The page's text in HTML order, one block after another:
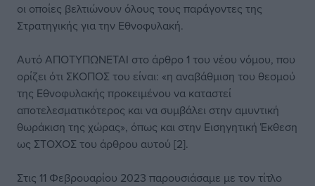
οι οποίες βελτιώνουν όλους τους παράγοντες της
Στρατηγικής για την Εθνοφυλακή.
Αυτό ΑΠΟΤΥΠΩΝΕΤΑΙ στο άρθρο 1 του νέου νόμου, που
ορίζει ότι ΣΚΟΠΟΣ του είναι: «η αναβάθμιση του θεσμού
της Εθνοφυλακής προκειμένου να καταστεί
αποτελεσματικότερος και να συμβάλει στην αμυντική
θωράκιση της χώρας», όπως και στην Εισηγητική Έκθεση
ως ΣΤΟΧΟΣ του άρθρου αυτού [2].
Στις 11 Φεβρουαρίου 2023 παρουσιάσαμε με τον τίτλο